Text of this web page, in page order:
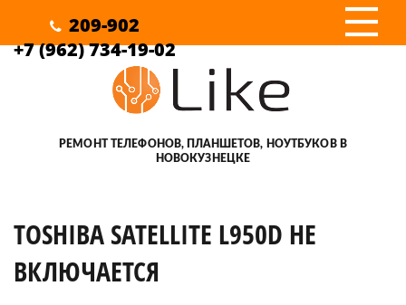
209-902
+7 (962) 734-19-02
III
РЕМОНТ ТЕЛЕФОНОВ, ПЛАНШЕТОВ, НОУТБУКОВ В
НОВОКУЗНЕЦКЕ
TOSHIBA SATELLITE L950D НЕ
ВКЛЮЧАЕТСЯ